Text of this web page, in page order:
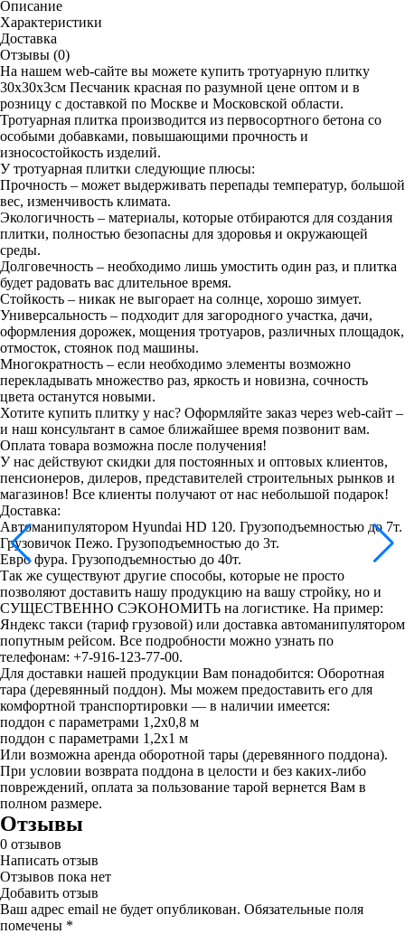
Описание
Характеристики
Доставка
Отзывы (0)
На нашем web-сайте вы можете купить тротуарную плитку
30х30х3см Песчаник красная по разумной цене оптом и в
розницу с доставкой по Москве и Московской области.
Тротуарная плитка производится из первосортного бетона со
особыми добавками, повышающими прочность и
износостойкость изделий.
У тротуарная плитки следующие плюсы:
Прочность – может выдерживать перепады температур, большой
вес, изменчивость климата.
Экологичность – материалы, которые отбираются для создания
плитки, полностью безопасны для здоровья и окружающей
среды.
Долговечность – необходимо лишь умостить один раз, и плитка
будет радовать вас длительное время.
Стойкость – никак не выгорает на солнце, хорошо зимует.
Универсальность – подходит для загородного участка, дачи,
оформления дорожек, мощения тротуаров, различных площадок,
отмосток, стоянок под машины.
Многократность – если необходимо элементы возможно
перекладывать множество раз, яркость и новизна, сочность
цвета останутся новыми.
Хотите купить плитку у нас? Оформляйте заказ через web-сайт –
и наш консультант в самое ближайшее время позвонит вам.
Оплата товара возможна после получения!
У нас действуют скидки для постоянных и оптовых клиентов,
пенсионеров, дилеров, представителей строительных рынков и
магазинов! Все клиенты получают от нас небольшой подарок!
Доставка:
Автоманипулятором Hyundai HD 120. Грузоподъемностью до 7т.
Грузовичок Пежо. Грузоподъемностью до 3т.
Евро фура. Грузоподъемностью до 40т.
Так же существуют другие способы, которые не просто
позволяют доставить нашу продукцию на вашу стройку, но и
СУЩЕСТВЕННО СЭКОНОМИТЬ на логистике. На пример:
Яндекс такси (тариф грузовой) или доставка автоманипулятором
попутным рейсом. Все подробности можно узнать по
телефонам: +7-916-123-77-00.
Для доставки нашей продукции Вам понадобится: Оборотная
тара (деревянный поддон). Мы можем предоставить его для
комфортной транспортировки — в наличии имеется:
поддон с параметрами 1,2х0,8 м
поддон с параметрами 1,2х1 м
Или возможна аренда оборотной тары (деревянного поддона).
При условии возврата поддона в целости и без каких-либо
повреждений, оплата за пользование тарой вернется Вам в
полном размере.
Отзывы
0 отзывов
Написать отзыв
Отзывов пока нет
Добавить отзыв
Ваш адрес email не будет опубликован. Обязательные поля
помечены *